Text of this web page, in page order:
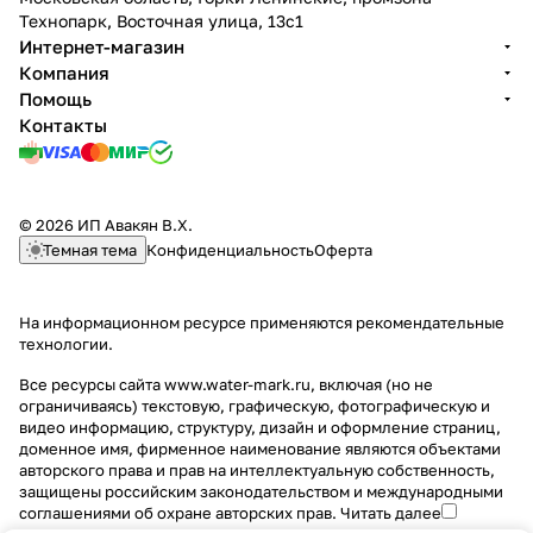
р
о
м,
из
л
и
в
с
м,
ла
филь
тр,
лату
нь
цин
ков
ой,
ий,
Технопарк, Восточная улица, 13с1
Интернет-магазин
Компания
Помощь
Контакты
© 2026 ИП Авакян В.Х.
Темная тема КонфиденциальностьОферта
На информационном ресурсе применяются рекомендательные
технологии.
Все ресурсы сайта www.water-mark.ru, включая (но не
ограничиваясь) текстовую, графическую, фотографическую и
видео информацию, структуру, дизайн и оформление страниц,
доменное имя, фирменное наименование являются объектами
авторского права и прав на интеллектуальную собственность,
защищены российским законодательством и международными
соглашениями об охране авторских прав. Читать далее